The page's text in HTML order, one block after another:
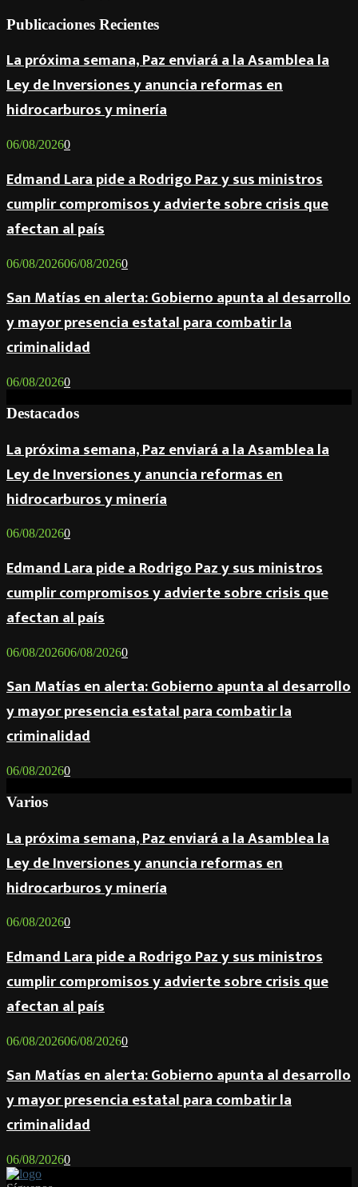
Publicaciones Recientes
La próxima semana, Paz enviará a la Asamblea la
Ley de Inversiones y anuncia reformas en
hidrocarburos y minería
06/08/20260
Edmand Lara pide a Rodrigo Paz y sus ministros
cumplir compromisos y advierte sobre crisis que
afectan al país
06/08/202606/08/20260
San Matías en alerta: Gobierno apunta al desarrollo
y mayor presencia estatal para combatir la
criminalidad
06/08/20260
Destacados
La próxima semana, Paz enviará a la Asamblea la
Ley de Inversiones y anuncia reformas en
hidrocarburos y minería
06/08/20260
Edmand Lara pide a Rodrigo Paz y sus ministros
cumplir compromisos y advierte sobre crisis que
afectan al país
06/08/202606/08/20260
San Matías en alerta: Gobierno apunta al desarrollo
y mayor presencia estatal para combatir la
criminalidad
06/08/20260
Varios
La próxima semana, Paz enviará a la Asamblea la
Ley de Inversiones y anuncia reformas en
hidrocarburos y minería
06/08/20260
Edmand Lara pide a Rodrigo Paz y sus ministros
cumplir compromisos y advierte sobre crisis que
afectan al país
06/08/202606/08/20260
San Matías en alerta: Gobierno apunta al desarrollo
y mayor presencia estatal para combatir la
criminalidad
06/08/20260